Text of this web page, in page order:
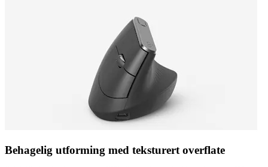
Behagelig utforming med teksturert overflate